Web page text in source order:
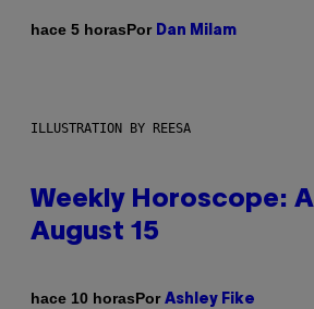
hace 5 horasPor Dan Milam
ILLUSTRATION BY REESA
Weekly Horoscope:
August 15
hace 10 horasPor Ashley Fike